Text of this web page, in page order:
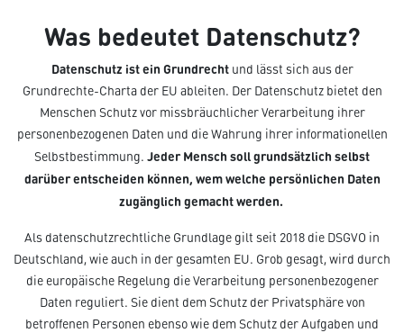
Was bedeutet Datenschutz?
Datenschutz ist ein Grundrechtund lässt sich aus der
Grundrechte-Charta der EU ableiten. Der Datenschutz bietet den
Menschen Schutz vor missbräuchlicher Verarbeitung ihrer
personenbezogenen Daten und die Wahrung ihrer informationellen
Selbstbestimmung. Jeder Mensch soll grundsätzlich selbst
darüber entscheiden können, wem welche persönlichen Daten
zugänglich gemacht werden.
Als datenschutzrechtliche Grundlage gilt seit 2018 die DSGVO in
Deutschland, wie auch in der gesamten EU. Grob gesagt, wird durch
die europäische Regelung die Verarbeitung personenbezogener
Daten reguliert. Sie dient dem Schutz der Privatsphäre von
betroffenen Personen ebenso wie dem Schutz der Aufgaben und